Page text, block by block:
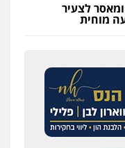
לצעיר
מוחית